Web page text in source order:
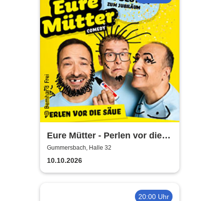
Eure Mütter - Perlen vor die
Säue - Das Best Of zum
Jubiläum
Gummersbach, Halle 32
10.10.2026
20:00 Uhr